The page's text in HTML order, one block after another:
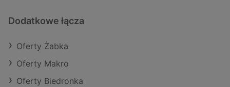
Dodatkowe łącza
Oferty Żabka
Oferty Makro
Oferty Biedronka